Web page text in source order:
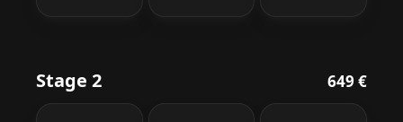
Stage 2 649 €